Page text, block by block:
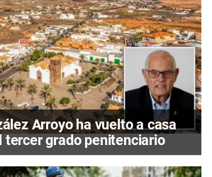
Arroyo ha vuelto a casa
tercer grado penitenciario